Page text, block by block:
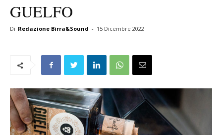
GUELFO
Di Redazione Birra&Sound - 15 Dicembre 2022